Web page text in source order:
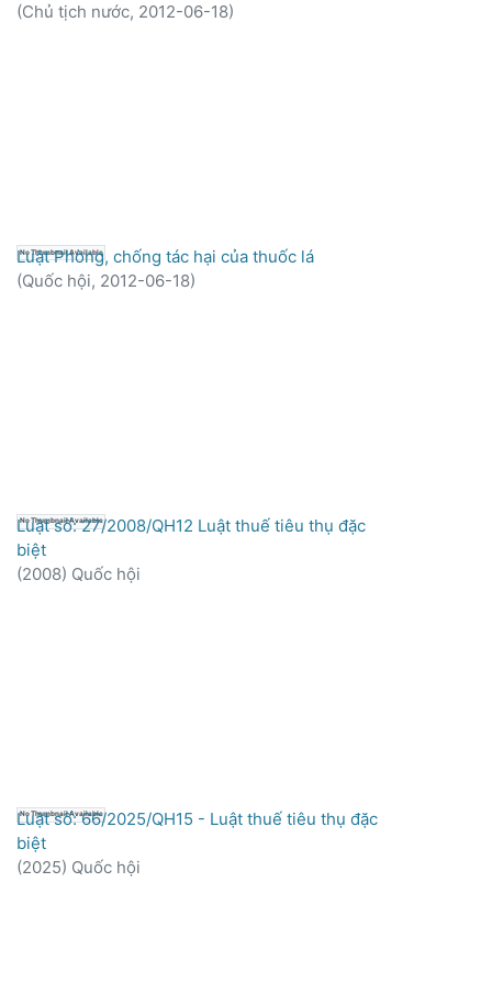
(Chủ tịch nước, 2012-06-18)
No Thumbnail Available
Luật Phòng, chống tác hại của thuốc lá
(Quốc hội, 2012-06-18)
No Thumbnail Available
Luật số: 27/2008/QH12 Luật thuế tiêu thụ đặc
biệt
(2008) Quốc hội
No Thumbnail Available
Luật số: 66/2025/QH15 - Luật thuế tiêu thụ đặc
biệt
(2025) Quốc hội